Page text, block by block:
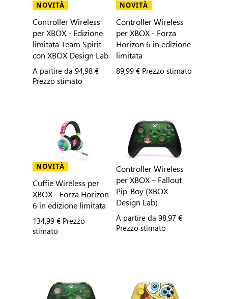
NOVITÀ
Controller Wireless
per XBOX - Edizione
limitata Team Spirit
con XBOX Design Lab
A partire da 94,98 €
Prezzo stimato
NOVITÀ
Controller Wireless
per XBOX - Forza
Horizon 6 in edizione
limitata
89,99 € Prezzo stimato
NOVITÀ
Cuffie Wireless per
XBOX - Forza Horizon
6 in edizione limitata
134,99 € Prezzo
stimato
Controller Wireless
per XBOX – Fallout
Pip-Boy (XBOX
Design Lab)
A partire da 98,97 €
Prezzo stimato